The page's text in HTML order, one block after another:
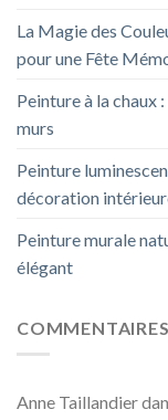
La Magie des
pour une Fête
Peinture à la chaux
murs
Peinture
décoration
Peinture murale
élégant
Anne Taillandier